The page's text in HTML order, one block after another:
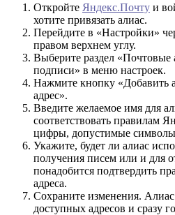
Откройте Яндекс.Почту и
хотите привязать алиас.
Перейдите в «Настройки»
правом верхнем углу.
Выберите раздел «Почтовые
подписи» в меню настроек.
Нажмите кнопку «Добавить
адрес».
Введите желаемое имя для
соответствовать правилам
цифры, допустимые
Укажите, будет ли алиас
получения писем или и для
понадобится подтвердить
адреса.
Сохраните изменения.
доступных адресов и сразу